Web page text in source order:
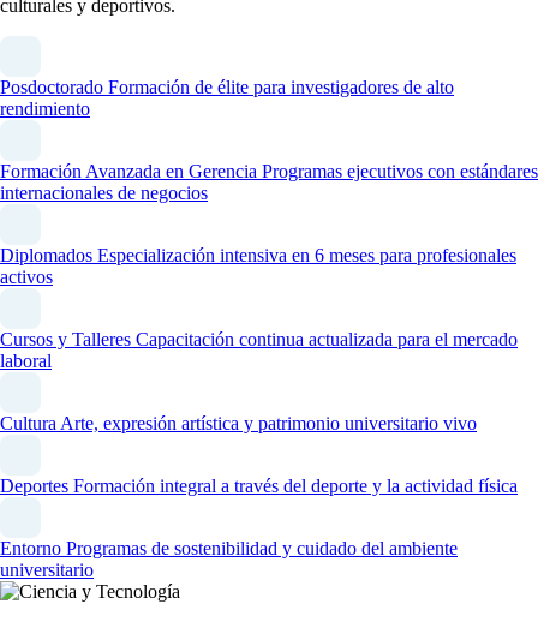
culturales y deportivos.
Posdoctorado Formación de élite para investigadores de alto
rendimiento
Formación Avanzada en Gerencia Programas ejecutivos con estándares
internacionales de negocios
Diplomados Especialización intensiva en 6 meses para profesionales
activos
Cursos y Talleres Capacitación continua actualizada para el mercado
laboral
CulturaArte, expresión artística y patrimonio universitario vivo
Deportes Formación integral a través del deporte y la actividad física
Entorno Programas de sostenibilidad y cuidado del ambiente
universitario